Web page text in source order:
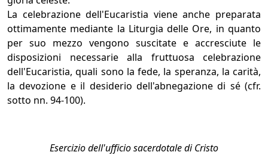
La celebrazione dell'Eucaristia viene anche preparata
ottimamente mediante la Liturgia delle Ore, in quanto
per suo mezzo vengono suscitate e accresciute le
disposizioni necessarie alla fruttuosa celebrazione
dell'Eucaristia, quali sono la fede, la speranza, la carità,
la devozione e il desiderio dell'abnegazione di sé (cfr.
sotto nn. 94-100).
Esercizio dell'ufficio sacerdotale di Cristo